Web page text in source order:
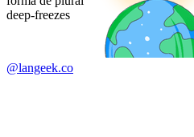
deep-freezes
@langeek.co